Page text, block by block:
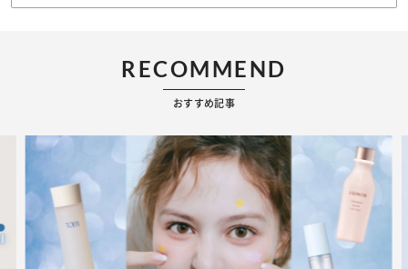
RECOMMEND
おすすめ記事